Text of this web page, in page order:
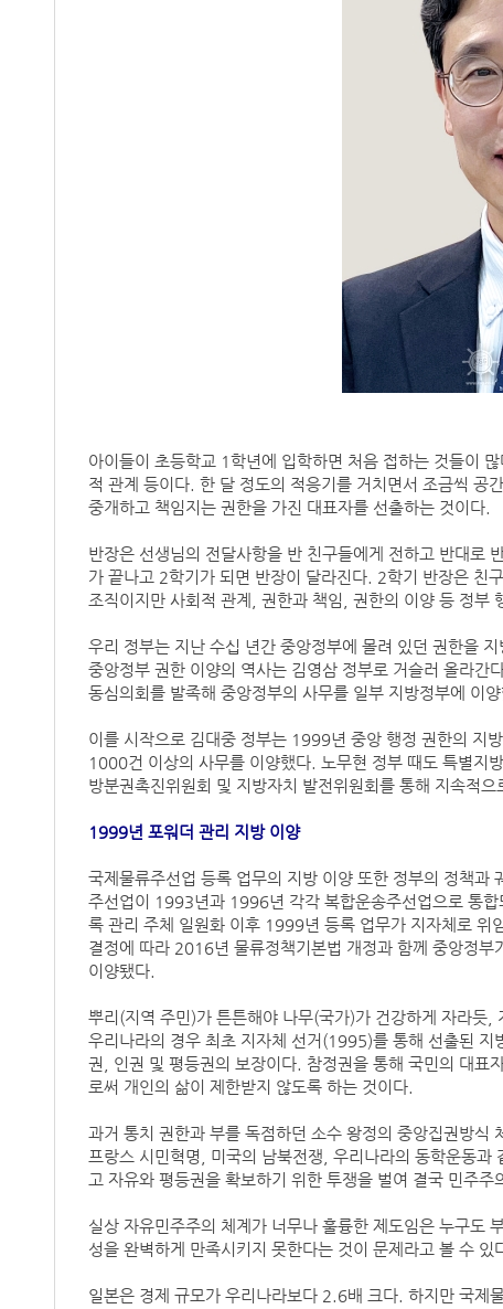
아이들이 초등학교 1학년에 입학하면 처음 접하는 것들이
적 관계 등이다. 한 달 정도의 적응기를 거치면서 조금씩 공
중개하고 책임지는 권한을 가진 대표자를 선출하는 것이다.
반장은 선생님의 전달사항을 반 친구들에게 전하고 반대로
가 끝나고 2학기가 되면 반장이 달라진다. 2학기 반장은 친
조직이지만 사회적 관계, 권한과 책임, 권한의 이양 등 정부
우리 정부는 지난 수십 년간 중앙정부에 몰려 있던 권한을
중앙정부 권한 이양의 역사는 김영삼 정부로 거슬러 올라
동심의회를 발족해 중앙정부의 사무를 일부 지방정부에 이양
이를 시작으로 김대중 정부는 1999년 중앙 행정 권한의 지
1000건 이상의 사무를 이양했다. 노무현 정부 때도 특별지
방분권촉진위원회 및 지방자치 발전위원회를 통해 지속적으
1999년 포워더 관리 지방 이양
국제물류주선업 등록 업무의 지방 이양 또한 정부의 정책과
주선업이 1993년과 1996년 각각 복합운송주선업으로 통
록 관리 주체 일원화 이후 1999년 등록 업무가 지자체로 위
결정에 따라 2016년 물류정책기본법 개정과 함께 중앙정
이양됐다.
뿌리(지역 주민)가 튼튼해야 나무(국가)가 건강하게 자라듯
우리나라의 경우 최초 지자체 선거(1995)를 통해 선출된
권, 인권 및 평등권의 보장이다. 참정권을 통해 국민의 대표
로써 개인의 삶이 제한받지 않도록 하는 것이다.
과거 통치 권한과 부를 독점하던 소수 왕정의 중앙집권방식
프랑스 시민혁명, 미국의 남북전쟁, 우리나라의 동학운동
고 자유와 평등권을 확보하기 위한 투쟁을 벌여 결국 민주주
실상 자유민주주의 체계가 너무나 훌륭한 제도임은 누구도
성을 완벽하게 만족시키지 못한다는 것이 문제라고 볼 수 있
일본은 경제 규모가 우리나라보다 2.6배 크다. 하지만 국제